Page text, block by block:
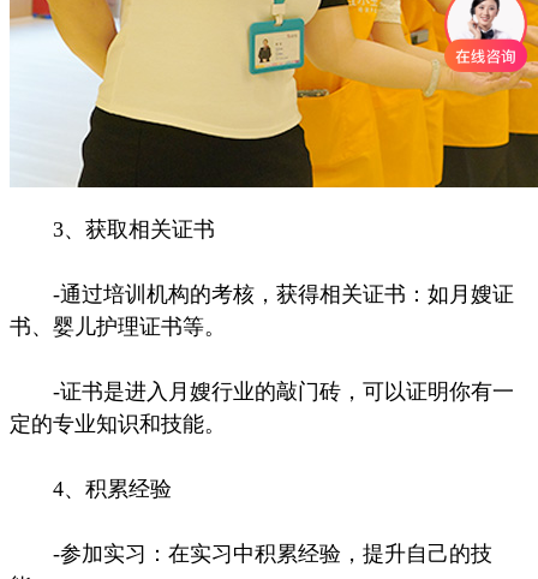
3、获取相关证书
-通过培训机构的考核，获得相关证书：如月嫂证
书、婴儿护理证书等。
-证书是进入月嫂行业的敲门砖，可以证明你有一
定的专业知识和技能。
4、积累经验
-参加实习：在实习中积累经验，提升自己的技